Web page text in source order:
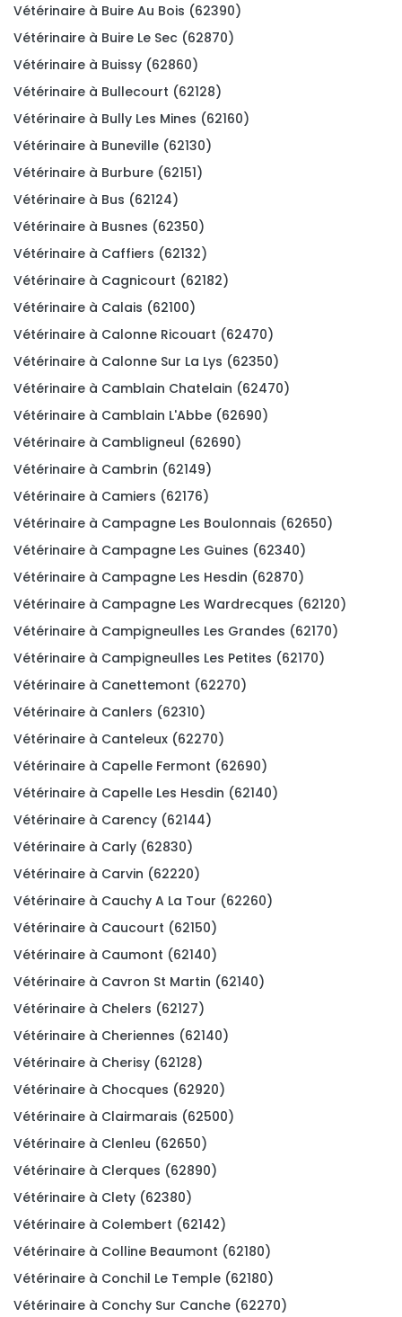
Vétérinaire à Buire Au Bois (62390)
Vétérinaire à Buire Le Sec (62870)
Vétérinaire à Buissy (62860)
Vétérinaire à Bullecourt (62128)
Vétérinaire à Bully Les Mines (62160)
Vétérinaire à Buneville (62130)
Vétérinaire à Burbure (62151)
Vétérinaire à Bus (62124)
Vétérinaire à Busnes (62350)
Vétérinaire à Caffiers (62132)
Vétérinaire à Cagnicourt (62182)
Vétérinaire à Calais (62100)
Vétérinaire à Calonne Ricouart (62470)
Vétérinaire à Calonne Sur La Lys (62350)
Vétérinaire à Camblain Chatelain (62470)
Vétérinaire à Camblain L'Abbe (62690)
Vétérinaire à Cambligneul (62690)
Vétérinaire à Cambrin (62149)
Vétérinaire à Camiers (62176)
Vétérinaire à Campagne Les Boulonnais (62650)
Vétérinaire à Campagne Les Guines (62340)
Vétérinaire à Campagne Les Hesdin (62870)
Vétérinaire à Campagne Les Wardrecques (62120)
Vétérinaire à Campigneulles Les Grandes (62170)
Vétérinaire à Campigneulles Les Petites (62170)
Vétérinaire à Canettemont (62270)
Vétérinaire à Canlers (62310)
Vétérinaire à Canteleux (62270)
Vétérinaire à Capelle Fermont (62690)
Vétérinaire à Capelle Les Hesdin (62140)
Vétérinaire à Carency (62144)
Vétérinaire à Carly (62830)
Vétérinaire à Carvin (62220)
Vétérinaire à Cauchy A La Tour (62260)
Vétérinaire à Caucourt (62150)
Vétérinaire à Caumont (62140)
Vétérinaire à Cavron St Martin (62140)
Vétérinaire à Chelers (62127)
Vétérinaire à Cheriennes (62140)
Vétérinaire à Cherisy (62128)
Vétérinaire à Chocques (62920)
Vétérinaire à Clairmarais (62500)
Vétérinaire à Clenleu (62650)
Vétérinaire à Clerques (62890)
Vétérinaire à Clety (62380)
Vétérinaire à Colembert (62142)
Vétérinaire à Colline Beaumont (62180)
Vétérinaire à Conchil Le Temple (62180)
Vétérinaire à Conchy Sur Canche (62270)